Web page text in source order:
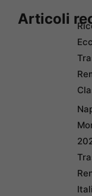
Articoli